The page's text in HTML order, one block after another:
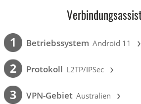
1 Betriebssystem Android 11 ›
2 Protokoll L2TP/IPSec ›
3 VPN-Gebiet Australien ›